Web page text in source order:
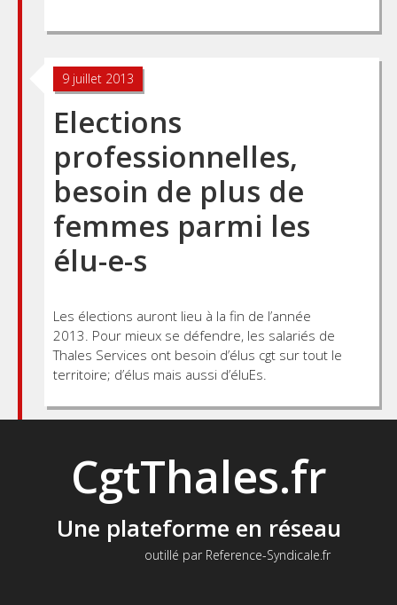
9 juillet 2013
Elections
professionnelles,
besoin de plus de
femmes parmi les
élu-e-s
Les élections auront lieu à la fin de l’année
2013. Pour mieux se défendre, les salariés de
Thales Services ont besoin d’élus cgt sur tout le
territoire; d’élus mais aussi d’éluEs.
CgtThales.fr
Une plateforme en réseau
outillé par Reference-Syndicale.fr